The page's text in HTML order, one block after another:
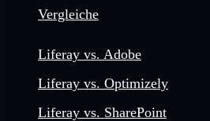
Vergleiche
Liferay vs. Adobe
Liferay vs. Optimizely
Liferay vs. SharePoint